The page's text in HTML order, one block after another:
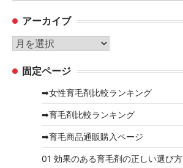
ゴ
リ
ー
アーカイブ
ア
カ 固定ページ
➡女性育毛剤比較ランキング
➡育毛剤比較ランキング
➡育毛商品通販購入ページ
01 効果のある育毛剤の正しい選び方